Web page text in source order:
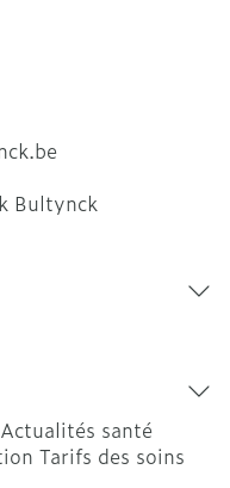
Bultynck
Actualités santé
Tarifs des soins